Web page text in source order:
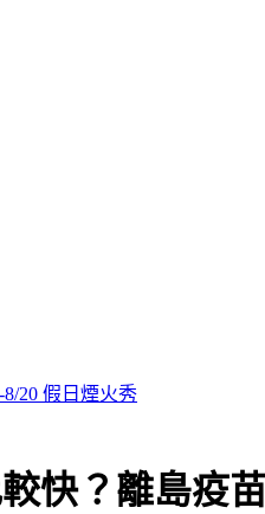
8/20 假日煙火秀
快？離島疫